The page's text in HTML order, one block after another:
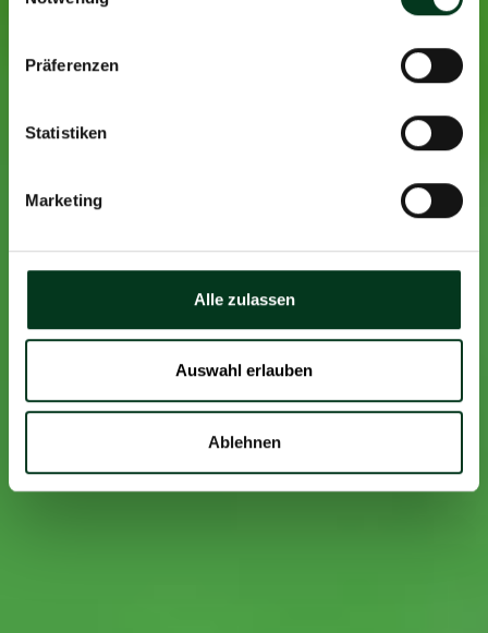
Präferenzen
Statistiken
Marketing
Alle zulassen
Auswahl erlauben
Ablehnen